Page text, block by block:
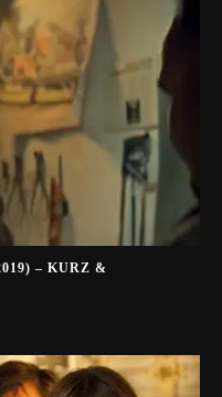
– KURZ &